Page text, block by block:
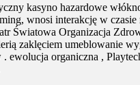
kasyno hazardowe
wnosi interakcję w
Światowa Organizacja
zaklęciem umeblowanie
organiczna ,